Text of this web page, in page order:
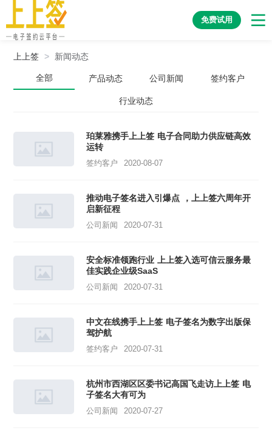
免费试用
上上签 > 新闻动态
全部 产品动态 公司新闻 签约客户
行业动态
珀莱雅携手上上签 电子合同助力供应链高效
运转
签约客户 2020-08-07
推动电子签名进入引爆点 ，上上签六周年开
启新征程
公司新闻 2020-07-31
安全标准领跑行业 上上签入选可信云服务最
佳实践企业级SaaS
公司新闻 2020-07-31
中文在线携手上上签 电子签名为数字出版保
驾护航
签约客户 2020-07-31
杭州市西湖区区委书记高国飞走访上上签 电
子签名大有可为
公司新闻 2020-07-27